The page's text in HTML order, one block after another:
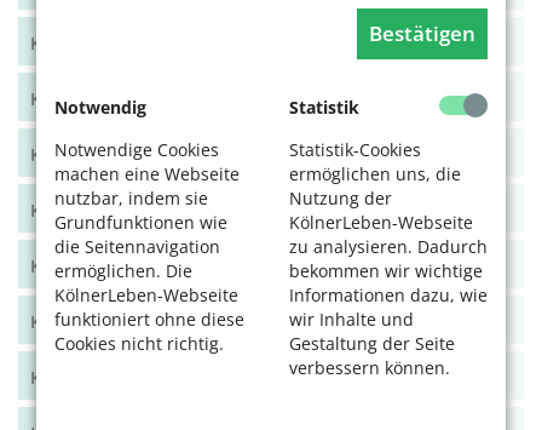
Bestätigen
Notwendig
Notwendige Cookies
machen eine Webseite
nutzbar, indem sie
Grundfunktionen wie
die Seitennavigation
ermöglichen. Die
KölnerLeben-Webseite
funktioniert ohne diese
Cookies nicht richtig.
Statistik
Statistik-Cookies
ermöglichen uns, die
Nutzung der
KölnerLeben-Webseite
zu analysieren. Dadurch
bekommen wir wichtige
Informationen dazu, wie
wir Inhalte und
Gestaltung der Seite
verbessern können.
KölnerLeben Feb/März 2021
KölnerLeben Dez 20/Jan 21
KölnerLeben Okt/Nov 2020
KölnerLeben Aug/Sept 2020
KölnerLeben Juni/Juli 2020
KölnerLeben April/Mai 2020
KölnerLeben Feb/März 2020